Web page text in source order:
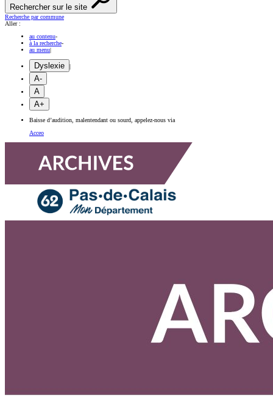
Rechercher sur le site
Recherche par commune
Aller :
au contenu-
à la recherche-
au menu|
Dyslexie |
A-
A
A+
Baisse d’audition, malentendant ou sourd, appelez-nous via
Acceo